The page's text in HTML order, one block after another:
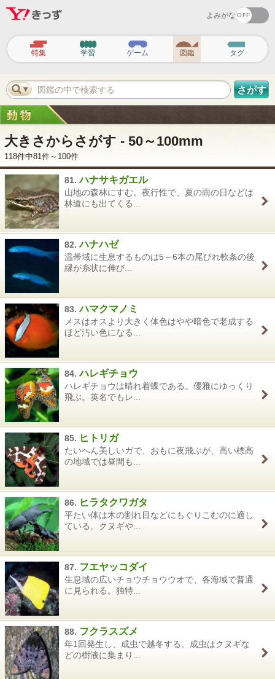
よみがな
ビ
ゲ
ー
シ
ョ
ン
特集 学習 ゲーム 図鑑 タグ
図鑑の中で検索する さがす
大きさからさがす - 50～100mm
118件中81件～100件
81. ハナサキガエル
山地の森林にすむ。夜行性で、夏の雨の日などは
林道にも出てくる...
82. ハナハゼ
温帯域に生息するものは5～6本の尾びれ軟条の後
縁が糸状に伸び...
83. ハマクマノミ
メスはオスより大きく体色はやや暗色で老成する
ほど汚い色になる...
84. ハレギチョウ
ハレギチョウは晴れ着蝶である。優雅にゆっくり
飛ぶ。英名でもレ...
85. ヒトリガ
たいへん美しいガで、おもに夜飛ぶが、高い標高
の地域では昼間も...
86. ヒラタクワガタ
平たい体は木の割れ目などにもぐりこむのに適し
ている。クヌギや...
87. フエヤッコダイ
生息域の広いチョウチョウウオで、各海域で普通
に見られる。独特...
88. フクラスズメ
年1回発生し、成虫で越冬する。成虫はクヌギな
どの樹液に集まり...